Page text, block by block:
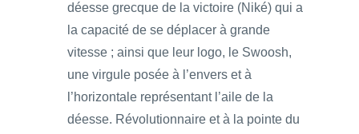
déesse grecque de la victoire (Niké) qui a
la capacité de se déplacer à grande
vitesse ; ainsi que leur logo, le Swoosh,
une virgule posée à l’envers et à
l’horizontale représentant l’aile de la
déesse. Révolutionnaire et à la pointe du